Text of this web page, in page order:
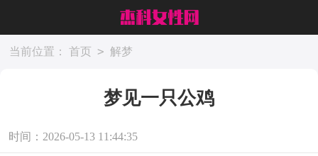
当前位置： 首页 > 解梦
梦见一只公鸡
时间：2026-05-13 11:44:35